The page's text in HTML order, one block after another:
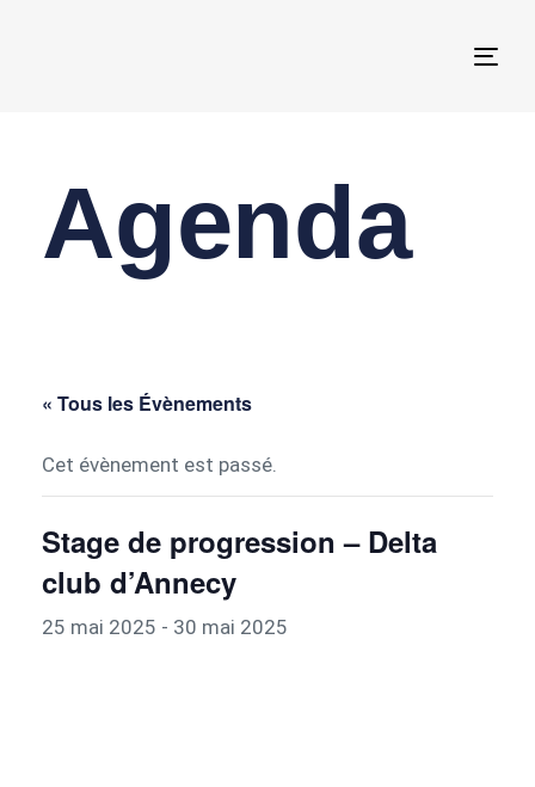
Agenda
« Tous les Évènements
Cet évènement est passé.
Stage de progression – Delta
club d’Annecy
25 mai 2025 - 30 mai 2025